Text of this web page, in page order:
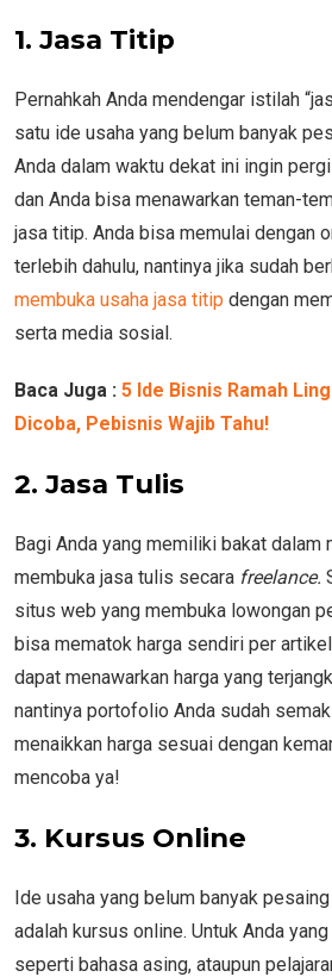
1. Jasa Titip
Pernahkah Anda mendengar istilah
satu ide usaha yang belum banyak
Anda dalam waktu dekat ini ingin
dan Anda bisa menawarkan teman-
jasa titip. Anda bisa memulai dengan
terlebih dahulu, nantinya jika sudah
membuka usaha jasa titip dengan
serta media sosial.
Baca Juga : 5 Ide Bisnis Ramah
Dicoba, Pebisnis Wajib Tahu!
2. Jasa Tulis
Bagi Anda yang memiliki bakat dalam
membuka jasa tulis secara freelance.
situs web yang membuka lowongan
bisa mematok harga sendiri per
dapat menawarkan harga yang
nantinya portofolio Anda sudah
menaikkan harga sesuai dengan
mencoba ya!
3. Kursus Online
Ide usaha yang belum banyak
adalah kursus online. Untuk Anda
seperti bahasa asing, ataupun